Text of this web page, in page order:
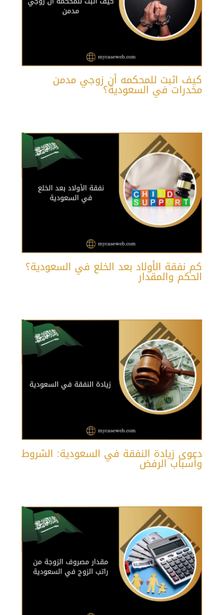
كيف اثبت للمحكمه أن زوجي مدمن
مخدرات في السعودية؟
كم نفقة الأولاد بعد الخلع في السعودية؟
الحكم والمقدار
دعوى زيادة النفقة في السعودية: الشروط
وأسباب الرفض